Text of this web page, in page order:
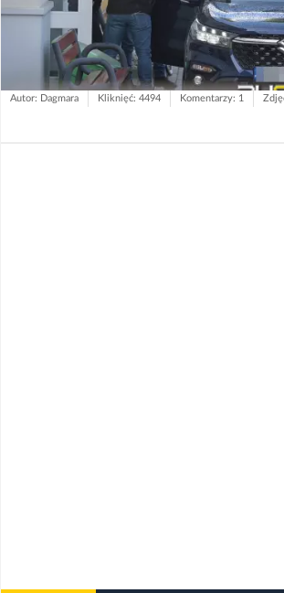
Autor: Dagmara Kliknięć: 4494 Komentarzy: 1